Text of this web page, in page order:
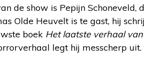
de show is Pepijn Schoneveld,
Olde Heuvelt is te gast, hij
boek Het laatste verhaal van
legt hij messcherp uit.